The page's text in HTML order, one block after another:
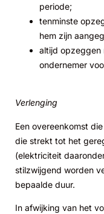
periode;
tenminste
hem zijn
altijd opzeggen
ondernemer
Verlenging
Een overeenkomst
die strekt tot het
(elektriciteit
stilzwijgend worden
bepaalde duur.
In afwijking van het